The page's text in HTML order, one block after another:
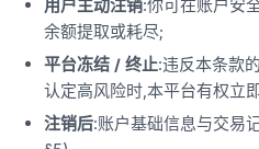
用户主动注销:你可在账户安
余额提取或耗尽;
平台冻结 / 终止:违反本条款
认定高风险时,本平台有权立
注销后:账户基础信息与交易